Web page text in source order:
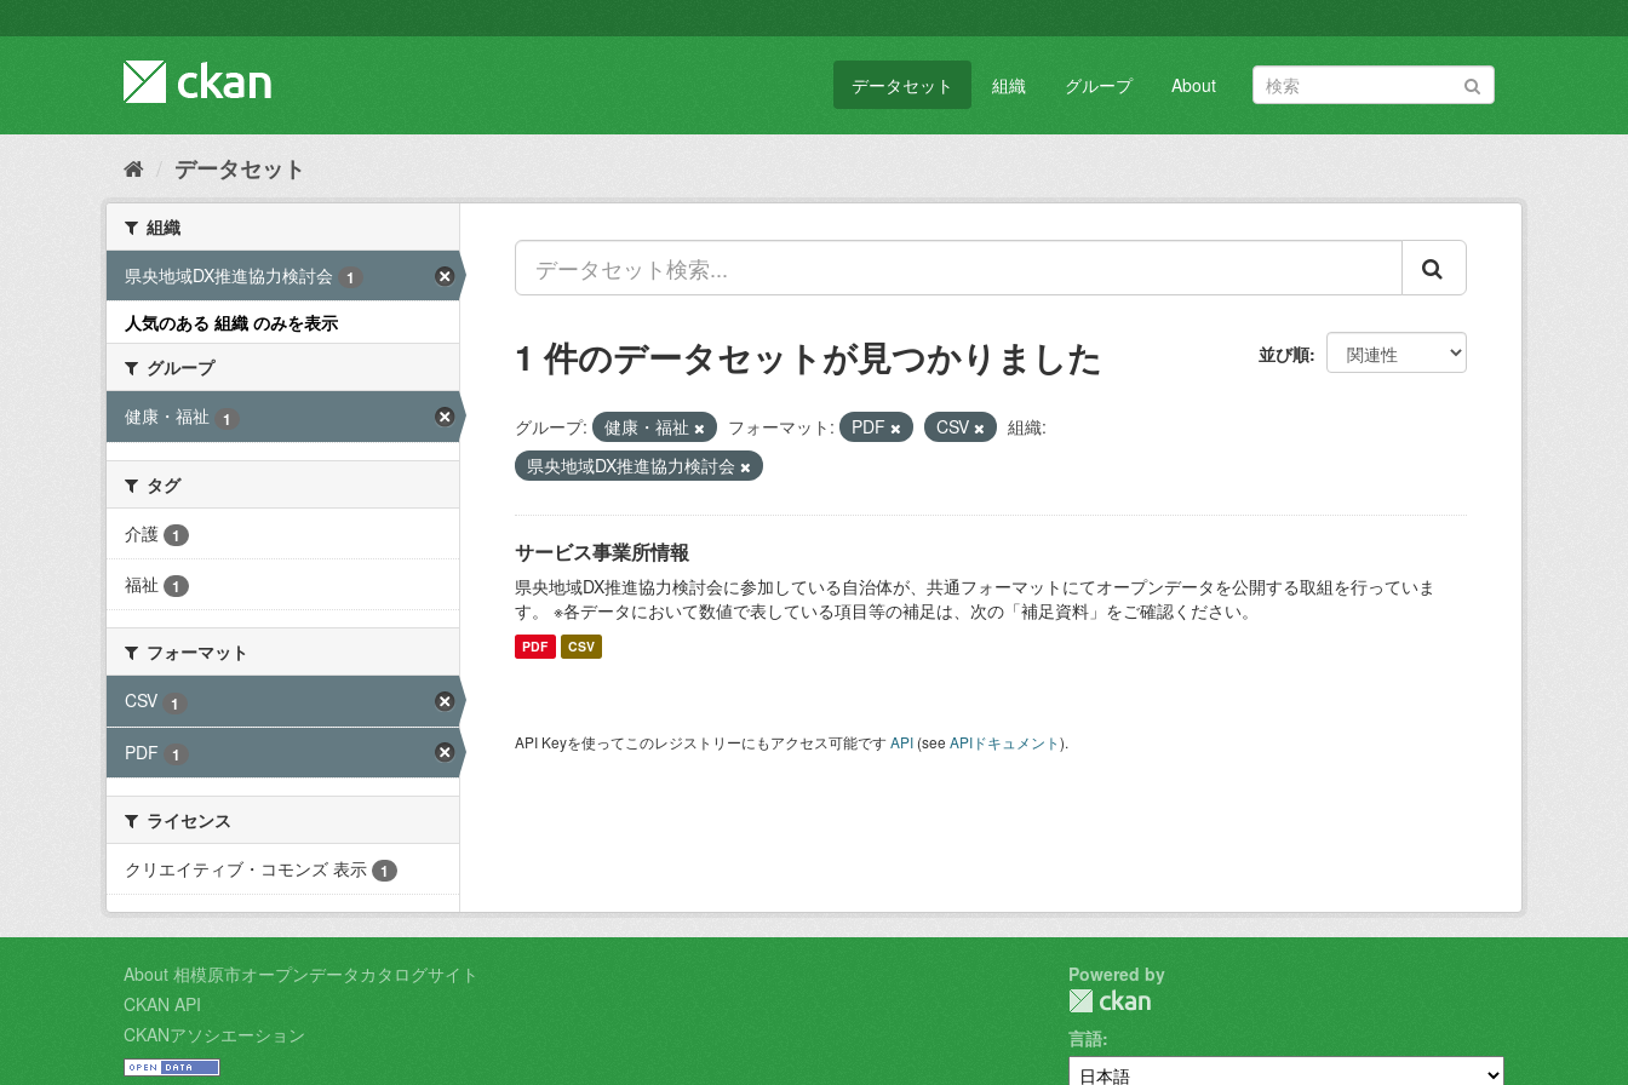
キ
て
データセット 組織 グループ About
データセット
組織
県央地域DX推進協力検討会
1
人気のある 組織 のみを表示
グループ
健康・福祉
1
タグ
介護
1
福祉 1
フォーマット
CSV
1
PDF 1
ライセンス
クリエイティブ・コモンズ 表示
1
並び順
1 件のデータセットが見つかりました
グループ: 健康・福祉 フォーマット: PDF CSV
組織:
県央地域DX推進協力検討会
サービス事業所情報
県央地域DX推進協力検討会に参加している自治体が、共通フォーマットにてオープンデータを公開する取組を行っていま
す。 ※各データにおいて数値で表している項目等の補足は、次の「補足資料」をご確認ください。
PDF CSV
API Keyを使ってこのレジストリーにもアクセス可能ですAPI (see APIドキュメント).
About 相模原市オープンデータカタログサイト
CKAN API
CKANアソシエーション
Powered by
言語